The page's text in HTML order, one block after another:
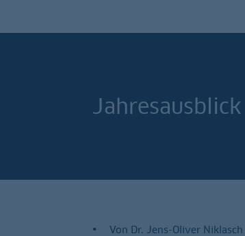
Von Dr. Jens-Oliver